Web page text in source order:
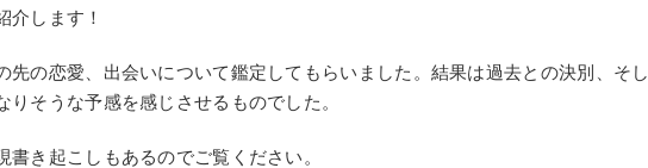
介します！
先の恋愛、出会いについて鑑定してもらいました。結果は過去との決別、そし
りそうな予感を感じさせるものでした。
書き起こしもあるのでご覧ください。